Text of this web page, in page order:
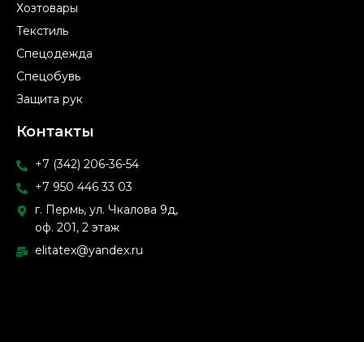
Хозтовары
Текстиль
Спецодежда
Спецобувь
Защита рук
Контакты
+7 (342) 206-36-54
+7 950 446 33 03
г. Пермь, ул. Чкалова 9д,
оф. 201, 2 этаж
elitatex@yandex.ru